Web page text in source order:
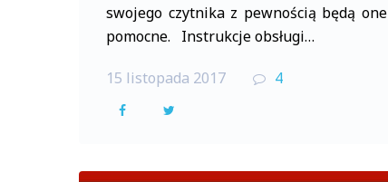
swojego czytnika z pewnością będą one
pomocne. Instrukcje obsługi…
15 listopada 2017 4
F
c
i